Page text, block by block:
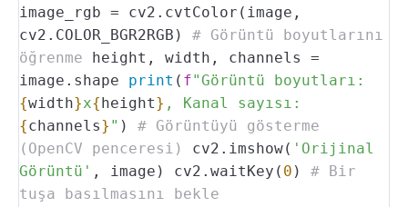
image_rgb = cv2.cvtColor(image,
cv2.COLOR_BGR2RGB)
# Görüntü boyutlarını
öğrenme
height, width, channels =
image.shape
print ( f"Görüntü boyutları:
{width}x{height} , Kanal sayısı:
{channels} " )
# Görüntüyü gösterme
(OpenCV penceresi)
cv2.imshow( 'Orijinal
Görüntü' , image) cv2.waitKey( 0 ) # Bir
tuşa basılmasını bekle